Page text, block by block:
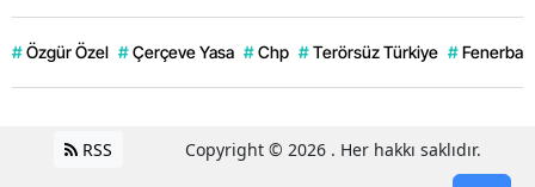
# Özgür Özel # Çerçeve Yasa # Chp # Terörsüz Türkiye #
RSS Copyright © 2026 . Her hakkı saklıdır.